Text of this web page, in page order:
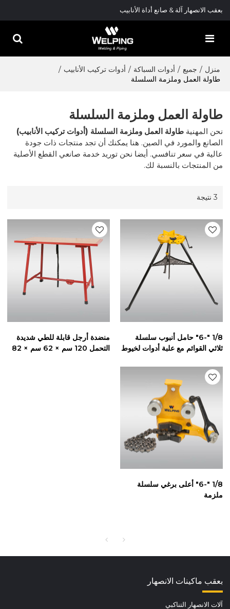
بعقب الانصهار آلة & صانع أداة الأنابيب
منزل / جميع / أدوات السباكة / أدوات تركيب الأنابيب /
طاولة العمل وملزمة السلسلة
طاولة العمل وملزمة السلسلة
نحن المهنيةطاولة العمل وملزمة السلسلة (أدوات تركيب الأنابيب)
الصانع والمورد في الصين. هنا يمكنك أن تجد منتجات ذات جودة
عالية في سعر تنافسي. أيضا نحن توريد خدمة صانعي القطع الأصلية
من المنتجات بالنسبة لك.
3 نتيجة
1/8 "-6" حامل أنبوب سلسلة
ثلاثي القوائم مع علبة أدوات لخيوط
منضدة أرجل قابلة للطي شديدة
التحمل 120 سم × 62 سم × 82
1/8 "-6" أعلى برغي سلسلة
ملزمة
بعقب ماكينات الانصهار
آلات الانصهار التناكبي